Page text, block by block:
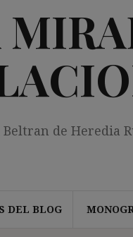
de Heredia
DEL BLOG